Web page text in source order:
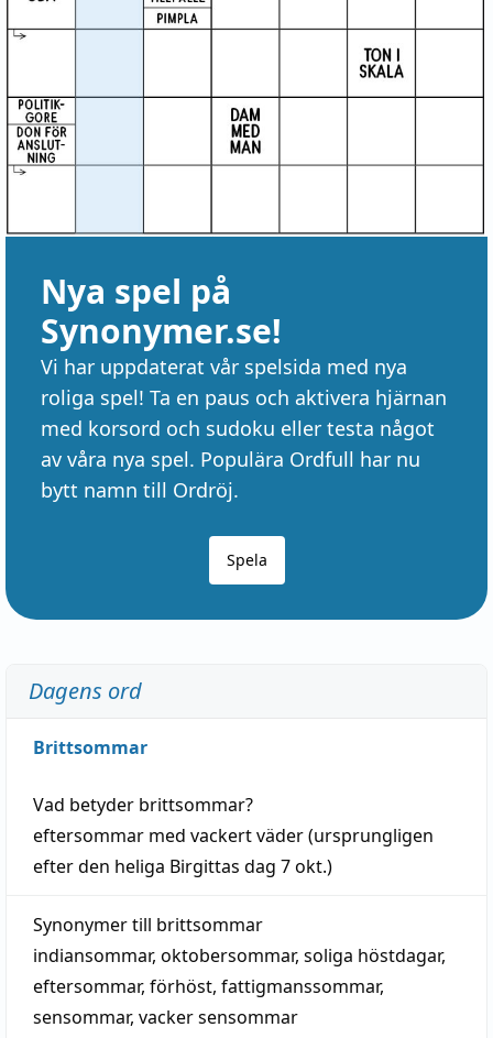
Nya spel på
Synonymer.se!
Vi har uppdaterat vår spelsida med nya
roliga spel! Ta en paus och aktivera hjärnan
med korsord och sudoku eller testa något
av våra nya spel. Populära Ordfull har nu
bytt namn till Ordröj.
Spela
Dagens ord
Brittsommar
Vad betyder brittsommar?
eftersommar med vackertväder(ursprungligen
efter den heliga Birgittas dag 7 okt.)
Synonymer till brittsommar
indiansommar, oktobersommar, soliga höstdagar,
eftersommar, förhöst, fattigmanssommar,
sensommar, vacker sensommar